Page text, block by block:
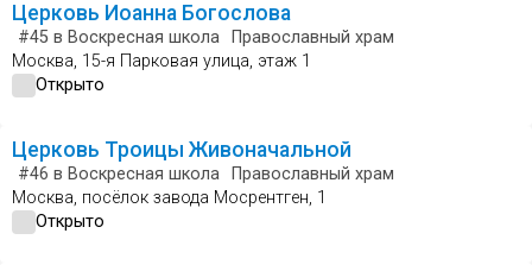
Церковь Иоанна Богослова
#45 в Воскресная школа
Православный храм
Москва, 15-я Парковая улица, этаж 1
Открыто
Церковь Троицы Живоначальной
#46 в Воскресная школа
Православный храм
Москва, посёлок завода Мосрентген, 1
Открыто